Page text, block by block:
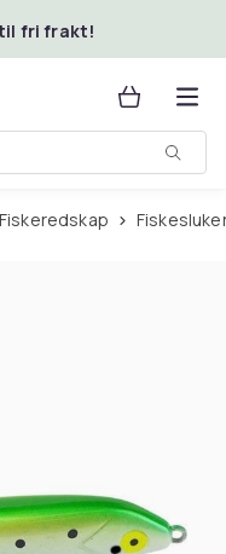
til fri frakt!
Fiskeredskap